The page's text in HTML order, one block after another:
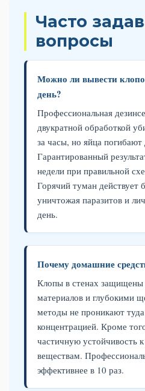
Часто
вопросы
Можно ли вывести
день?
Профессиональная
двукратной обработкой
за часы, но яйца
Гарантированный
недели при правильной
Горячий туман действует
уничтожая паразитов и
день.
Почему домашние
Клопы в стенах защищены
материалов и глубокими
методы не проникают
концентрацией. Кроме
частичную устойчивость
веществам.
эффективнее в 10 раз.